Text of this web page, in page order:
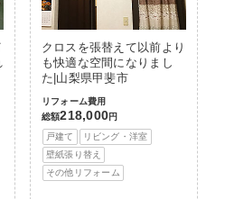
クロスを張替えて以前より
も快適な空間になりまし
た|山梨県甲斐市
リフォーム費用
総額218,000円
戸建て
リビング・洋室
壁紙張り替え
その他リフォーム